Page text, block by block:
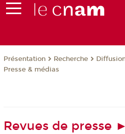
Présentation Recherche
Presse & médias
Revues de presse